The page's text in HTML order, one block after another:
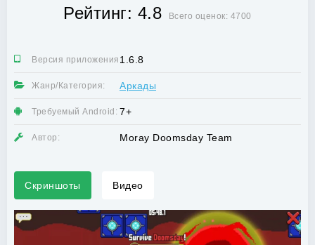
Рейтинг: 4.8 Всего оценок: 4700
Версия приложения:1.6.8
Жанр/Категория: Аркады
Требуемый Android: 7+
Автор: Moray Doomsday Team
Скриншоты Видео